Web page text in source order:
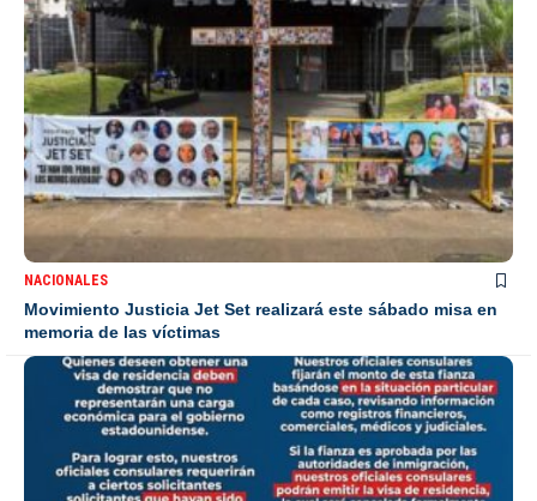
NACIONALES
Movimiento Justicia Jet Set realizará este sábado misa en
memoria de las víctimas